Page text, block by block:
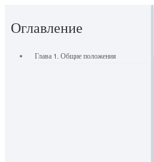
Оглавление
Глава 1. Общие положения